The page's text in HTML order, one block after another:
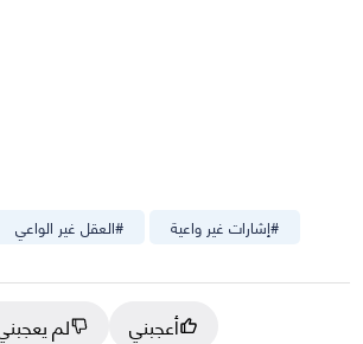
#العقل غير الواعي #إشارات غير واعية
أعجبني
لم